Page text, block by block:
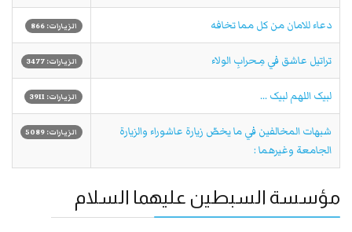
دعاء للامان من كل مما تخافه الزيارات: 866
تراتيل عاشق في مِـحرابِ الولاء الزيارات: 3477
لبیک اللهم لبیک ... الزيارات: 3911
شبهات المخالفين في ما يخصّ زيارة عاشوراء والزيارة
الجامعة وغيرهما :
الزيارات: 5089
مؤسسة السبطين عليهما السلام